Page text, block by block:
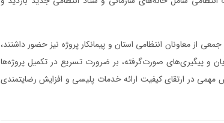
از معاونان انتظامی استان و پیمانکار پروژه نیز حضور داشتند،
و پیگیری‌های صورت‌گرفته، بر ضرورت تسریع در تکمیل پروژه‌ها
در ارتقای کیفیت ارائه خدمات پلیسی و افزایش رضایتمندی